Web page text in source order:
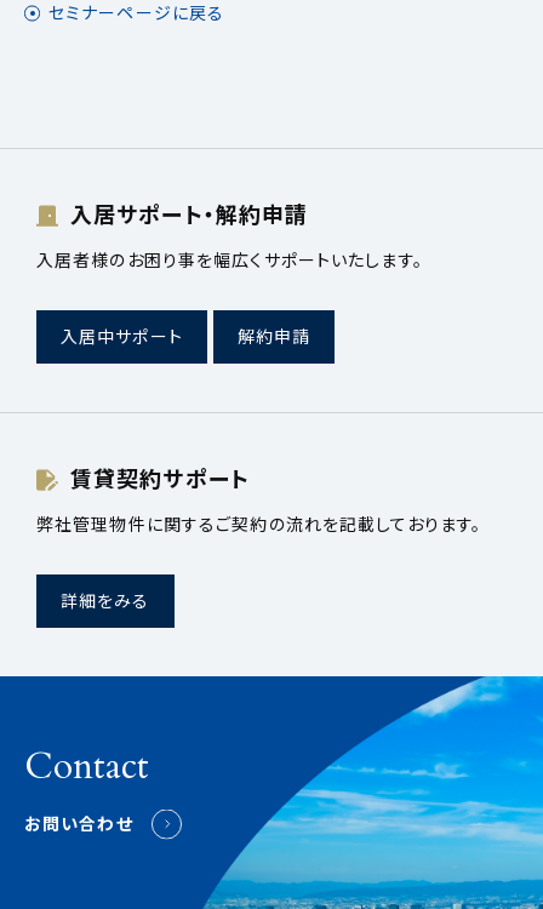
セミナーページに戻る
入居サポート・解約申請
入居者様のお困り事を幅広くサポートいたします。
入居中サポート 解約申請
賃貸契約サポート
弊社管理物件に関するご契約の流れを記載しております。
詳細をみる
Contact
お問い合わせ